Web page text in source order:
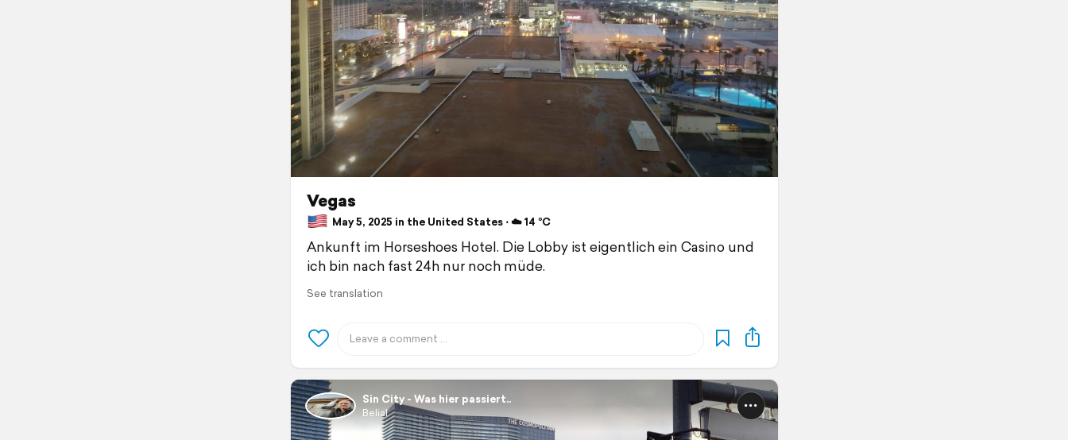
Vegas
May 5, 2025 in the United States ⋅ ☁️ 14 °C
Ankunft im Horseshoes Hotel. Die Lobby ist eigentlich ein Casino und
ich bin nach fast 24h nur noch müde.
See translation
Sin City - Was hier passiert..
Belial